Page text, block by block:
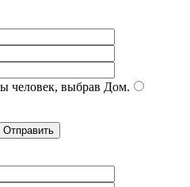
человек, выбрав Дом.